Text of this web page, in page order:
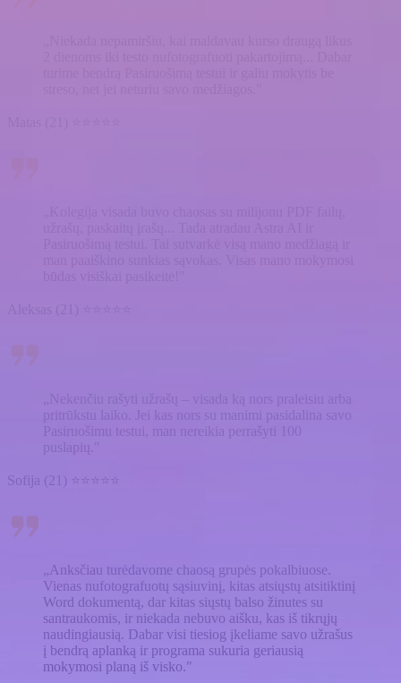
pritrūkstu laiko. Jei kas nors su manimi pasidalina savo
Pasiruošimu testui, man nereikia perrašyti 100
puslapių."
Sofija (21) ⭐⭐⭐⭐⭐
„Anksčiau turėdavome chaosą grupės pokalbiuose.
Vienas nufotografuotų sąsiuvinį, kitas atsiųstų atsitiktinį
Word dokumentą, dar kitas siųstų balso žinutes su
santraukomis, ir niekada nebuvo aišku, kas iš tikrųjų
naudingiausią. Dabar visi tiesiog įkeliame savo užrašus
į bendrą aplanką ir programa sukuria geriausią
mokymosi planą iš visko."